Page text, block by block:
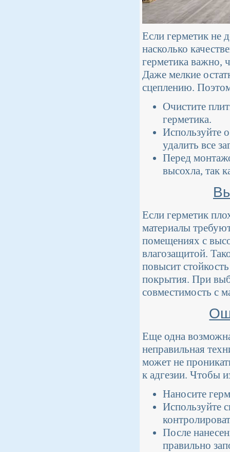
Если герметик не
насколько
герметика важно,
Даже мелкие
сцеплению.
Очистите
герметика.
Используйте
удалить все
Перед
высохла, так
Если герметик
материалы
помещениях с
влагозащитой.
повысит
покрытия. При
совместимость с
Еще одна
неправильная
может не
к адгезии. Чтобы
Наносите
Используйте
После
правильно